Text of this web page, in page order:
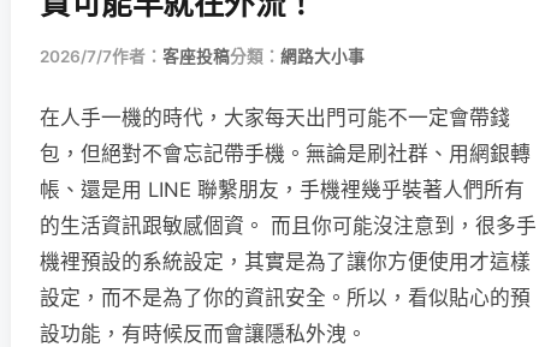
2026/7/7作者： 客座投稿分類： 網路大小事
在人手一機的時代，大家每天出門可能不一定會帶錢
包，但絕對不會忘記帶手機。無論是刷社群、用網銀轉
帳、還是用 LINE 聯繫朋友，手機裡幾乎裝著人們所有
的生活資訊跟敏感個資。 而且你可能沒注意到，很多手
機裡預設的系統設定，其實是為了讓你方便使用才這樣
設定，而不是為了你的資訊安全。所以，看似貼心的預
設功能，有時候反而會讓隱私外洩。